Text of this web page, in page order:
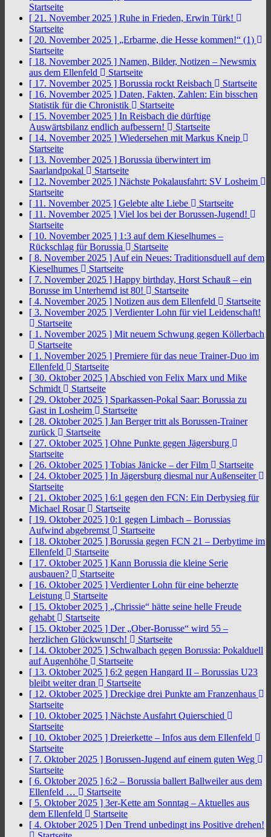
Startseite
[ 21. November 2025 ] Ruhe in Frieden, Erwin Türk!
Startseite
[ 20. November 2025 ] „Erbarme, die Hesse kommen!“ (1)
Startseite
[ 18. November 2025 ] Namen, Bilder, Notizen – Newsmix
aus dem Ellenfeld
Startseite
[ 17. November 2025 ] Borussia rockt Reisbach
Startseite
[ 16. November 2025 ] Daten, Fakten, Zahlen: Ein bisschen
Statistik für die Chronistik
Startseite
[ 15. November 2025 ] In Reisbach die dürftige
Auswärtsbilanz endlich aufbessern!
Startseite
[ 14. November 2025 ] Wiedersehen mit Markus Kneip
Startseite
[ 13. November 2025 ] Borussia überwintert im
Saarlandpokal
Startseite
[ 12. November 2025 ] Nächste Pokalausfahrt: SV Losheim
Startseite
[ 11. November 2025 ] Gelebte alte Liebe
Startseite
[ 11. November 2025 ] Viel los bei der Borussen-Jugend!
Startseite
[ 10. November 2025 ] 1:3 auf dem Kieselhumes –
Rückschlag für Borussia
Startseite
[ 8. November 2025 ] Auf ein Neues: Traditionsduell auf dem
Kieselhumes
Startseite
[ 7. November 2025 ] Happy birthday, Horst Schauß – ein
Borusse im Unterhemd ist 80!
Startseite
[ 4. November 2025 ] Notizen aus dem Ellenfeld
Startseite
[ 3. November 2025 ] Verdienter Lohn für viel Leidenschaft!
Startseite
[ 1. November 2025 ] Mit neuem Schwung gegen Köllerbach
Startseite
[ 1. November 2025 ] Premiere für das neue Trainer-Duo im
Ellenfeld
Startseite
[ 30. Oktober 2025 ] Abschied von Felix Marx und Mike
Schmidt
Startseite
[ 29. Oktober 2025 ] Sparkassen-Pokal Saar: Borussia zu
Gast in Losheim
Startseite
[ 28. Oktober 2025 ] Jan Berger tritt als Borussen-Trainer
zurück
Startseite
[ 27. Oktober 2025 ] Ohne Punkte gegen Jägersburg
Startseite
[ 26. Oktober 2025 ] Tobias Jänicke – der Film
Startseite
[ 24. Oktober 2025 ] In Jägersburg diesmal nur Außenseiter
Startseite
[ 21. Oktober 2025 ] 6:1 gegen den FCN: Ein Derbysieg für
Michael Rosar
Startseite
[ 19. Oktober 2025 ] 0:1 gegen Limbach – Borussias
Aufwind abgebremst
Startseite
[ 18. Oktober 2025 ] Borussia gegen FCN 21 – Derbytime im
Ellenfeld
Startseite
[ 17. Oktober 2025 ] Kann Borussia die kleine Serie
ausbauen?
Startseite
[ 16. Oktober 2025 ] Verdienter Lohn für eine beherzte
Leistung
Startseite
[ 15. Oktober 2025 ] „Chrissie“ hätte seine helle Freude
gehabt
Startseite
[ 15. Oktober 2025 ] Der „Ober-Borusse“ wird 55 –
herzlichen Glückwunsch!
Startseite
[ 14. Oktober 2025 ] Schwalbach gegen Borussia: Pokalduell
auf Augenhöhe
Startseite
[ 13. Oktober 2025 ] 6:2 gegen Hangard II – Borussias U23
bleibt weiter dran
Startseite
[ 12. Oktober 2025 ] Dreckige drei Punkte am Franzenhaus
Startseite
[ 10. Oktober 2025 ] Nächste Ausfahrt Quierschied
Startseite
[ 10. Oktober 2025 ] Dreierkette – Infos aus dem Ellenfeld
Startseite
[ 7. Oktober 2025 ] Borussen-Jugend auf einem guten Weg
Startseite
[ 6. Oktober 2025 ] 6:2 – Borussia ballert Ballweiler aus dem
Ellenfeld …
Startseite
[ 5. Oktober 2025 ] 3er-Kette am Sonntag – Aktuelles aus
dem Ellenfeld
Startseite
[ 4. Oktober 2025 ] Den Trend unbedingt ins Positive drehen!